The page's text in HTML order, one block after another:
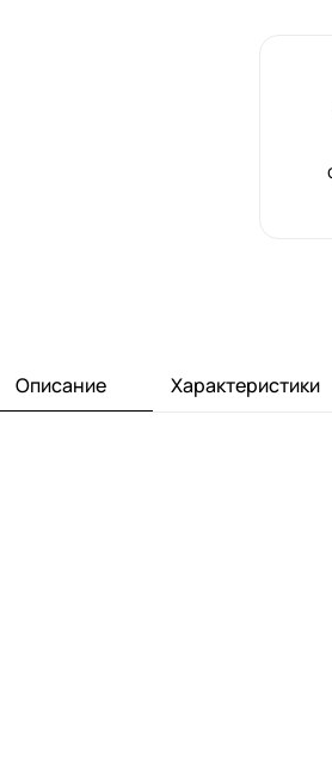
Описание Характеристики